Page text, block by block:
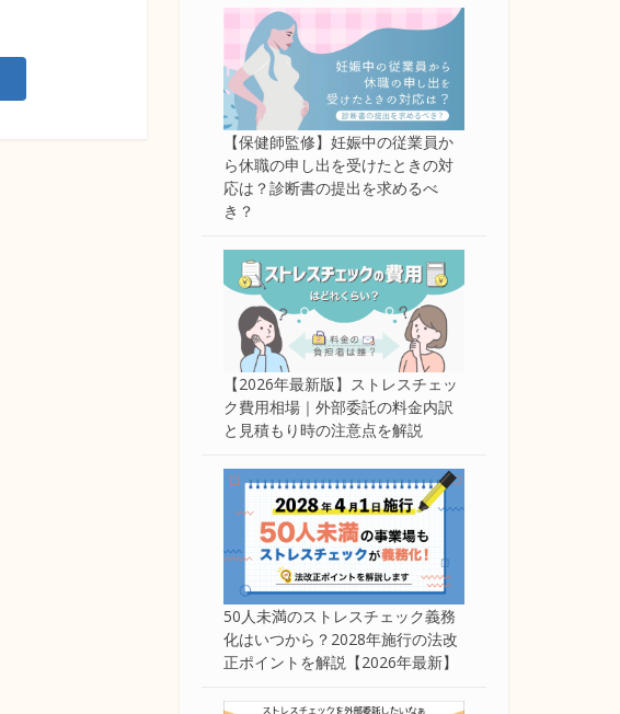
【保健師監修】妊娠中の従業員か
ら休職の申し出を受けたときの対
応は？診断書の提出を求めるべ
き？
【2026年最新版】ストレスチェッ
ク費用相場｜外部委託の料金内訳
と見積もり時の注意点を解説
50人未満のストレスチェック義務
化はいつから？2028年施行の法改
正ポイントを解説【2026年最新】